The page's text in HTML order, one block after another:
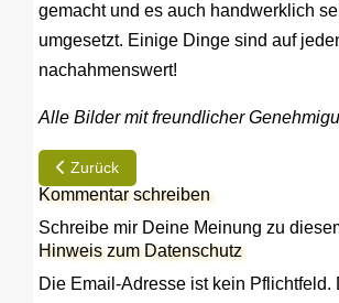
gemacht und es auch handwerklich
umgesetzt. Einige Dinge sind auf
nachahmenswert!
Alle Bilder mit freundlicher
Vorheriger Beitrag: Mit Liebe zum
Zurück
Kommentar schreiben
Schreibe mir Deine Meinung zu
Hinweis zum Datenschutz
Die Email-Adresse ist kein Pflichtfeld.